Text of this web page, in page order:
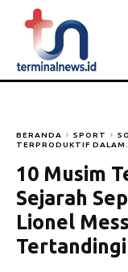
BERANDA SPORT
TERPRODUKTIF
10 Musim
Sejarah
Lionel
Tertandingi